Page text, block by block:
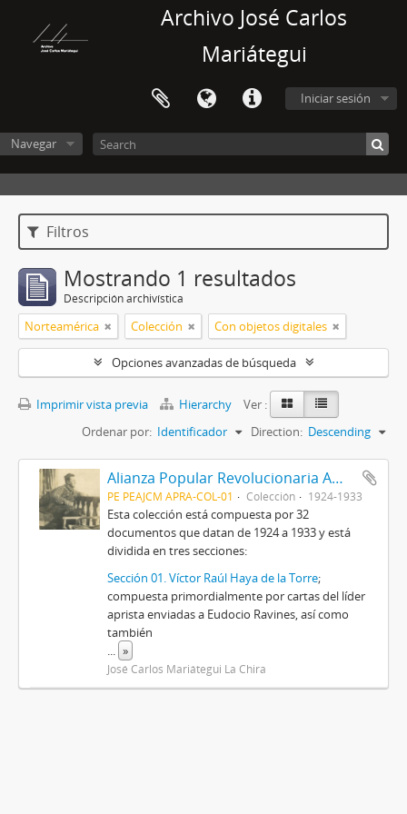
Archivo José Carlos
Mariátegui
Iniciar sesión
Navegar
Filtros
Mostrando 1 resultados
Descripción archivística
Norteamérica Colección Con objetos digitales
Opciones avanzadas de búsqueda
Imprimir vista previa Hierarchy
Ver :
Ordenar por: Identificador Direction: Descending
Alianza Popular Revolucionaria Americana-APRA (Colección)
PE PEAJCM APRA-COL-01 Colección 1924-1933
Esta colección está compuesta por 32
documentos que datan de 1924 a 1933 y está
dividida en tres secciones:
Sección 01. Víctor Raúl Haya de la Torre;
compuesta primordialmente por cartas del líder
aprista enviadas a Eudocio Ravines, así como
también
... »
José Carlos Mariátegui La Chira